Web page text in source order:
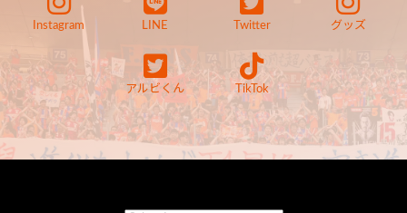
Instagram LINE Twitter グッズ
アルビくん TikTok